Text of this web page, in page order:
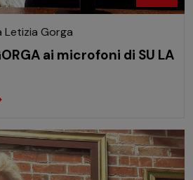
Letizia Gorga
ai microfoni di SU LA